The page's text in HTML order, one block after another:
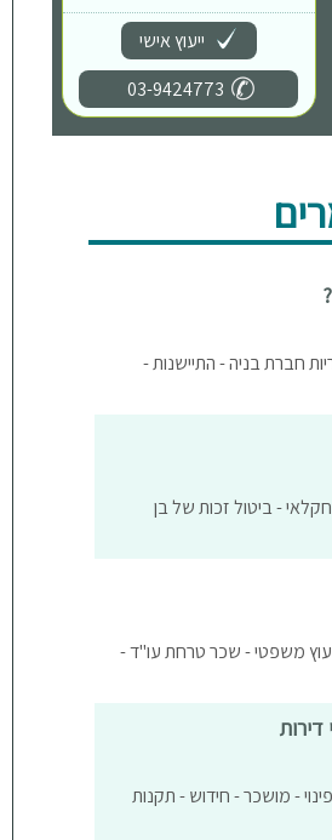
ייעוץ אישי
03-9424773
חברת בניה - התיישנות -
- ביטול זכות של בן
יעוץ משפטי - שכר טרחת עו"ד -
- מושכר - חידוש - תקנות